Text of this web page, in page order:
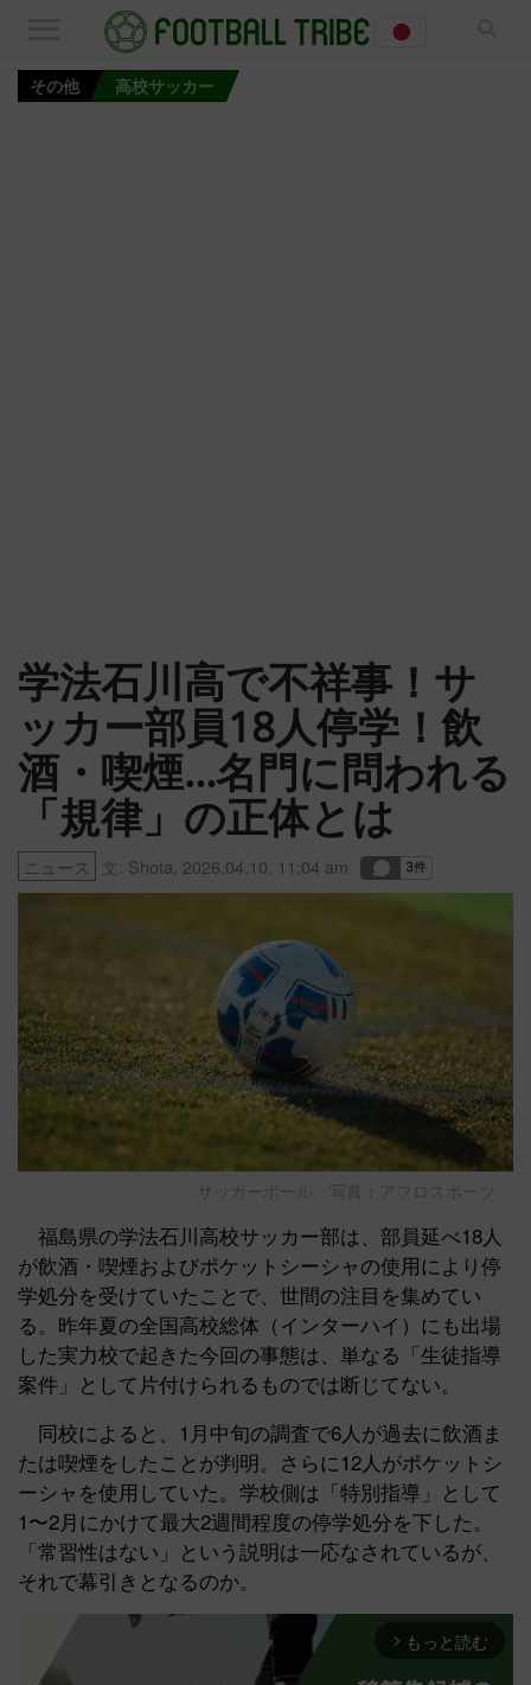
その他 高校サッカー
学法石川高で不祥事！サ
ッカー部員18人停学！飲
酒・喫煙…名門に問われる
「規律」の正体とは
ニュース 文: Shota 2026.04.10. 11:04 am
サッカーボール 写真：アフロスポーツ
福島県の学法石川高校サッカー部は、部員延べ18人
が飲酒・喫煙およびポケットシーシャの使用により停
学処分を受けていたことで、世間の注目を集めてい
る。昨年夏の全国高校総体（インターハイ）にも出場
した実力校で起きた今回の事態は、単なる「生徒指導
案件」として片付けられるものでは断じてない。
同校によると、1月中旬の調査で6人が過去に飲酒ま
たは喫煙をしたことが判明。さらに12人がポケットシ
ーシャを使用していた。学校側は「特別指導」として
1〜2月にかけて最大2週間程度の停学処分を下した。
「常習性はない」という説明は一応なされているが、
それで幕引きとなるのか。
arrow_forward_ios もっと読む